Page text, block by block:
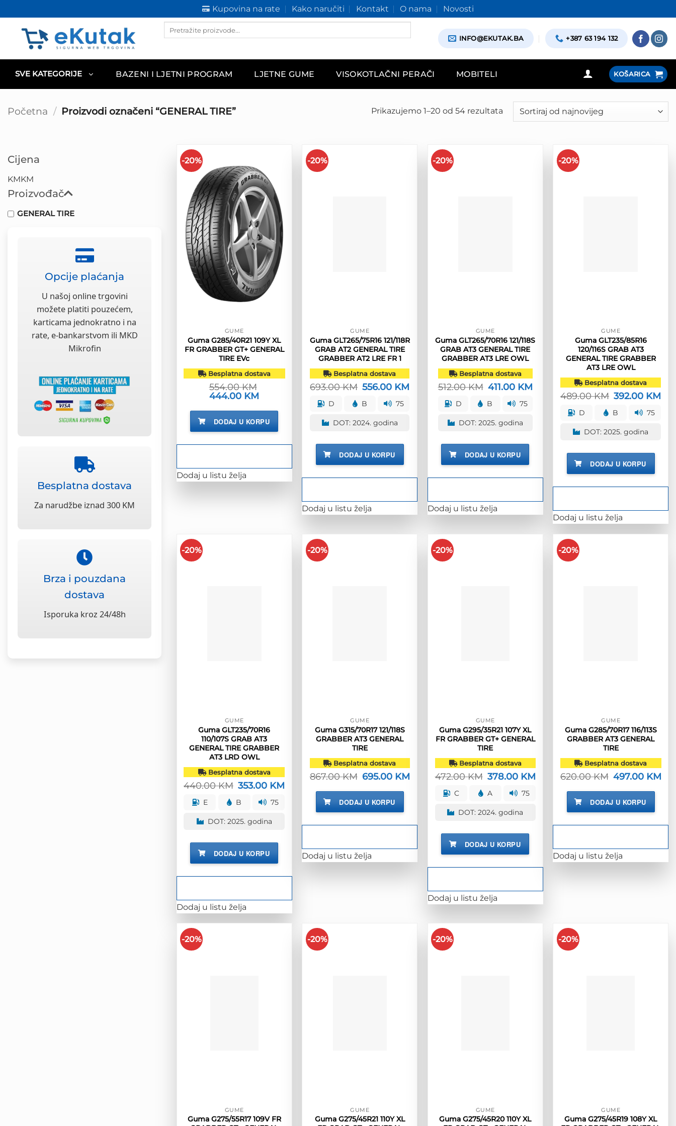
to
content
Kupovina na rate Kako naručiti Kontakt O nama Novosti
Products
INFO@EKUTAK.BA +387 63 194 132
SVE KATEGORIJE BAZENI I LJETNI PROGRAM LJETNE GUME VISOKOTLAČNI PERAČI MOBITELI KOŠARICA
Početna / Proizvodi označeni “GENERAL TIRE” Prikazujemo 1–20 od 54 rezultata Poredano
po
Cijena
KMKM
Proizvođač
GENERAL TIRE
Opcije plaćanja
U našoj online trgovini
možete platiti pouzećem,
karticama jednokratno i na
rate, e-bankarstvom ili MKD
Mikrofin
Besplatna dostava
Za narudžbe iznad 300 KM
Brza i pouzdana
dostava
Isporuka kroz 24/48h
-20%
GUME
Guma G285/40R21 109Y XL
FR GRABBER GT+ GENERAL
TIRE EVc
Besplatna dostava
554.00KM
Izvorna
bila
554.00 KM.
444.00 KM
je:
DODAJ U KORPU
Dodaj u listu želja
-20%
GUME
Guma GLT265/75R16 121/118R
GRAB AT2 GENERAL TIRE
GRABBER AT2 LRE FR 1
Besplatna dostava
693.00KM Izvorna
cijena
bila
je:
556.00 KM Trenutna
556.00 KM.
D B 75
DOT: 2024. godina
DODAJ U KORPU
Dodaj u listu želja
-20%
GUME
Guma GLT265/70R16 121/118S
GRAB AT3 GENERAL TIRE
GRABBER AT3 LRE OWL
Besplatna dostava
512.00KM Izvorna
cijena
bila
je:
411.00 KM Trenutna
411.00 KM.
D B 75
DOT: 2025. godina
DODAJ U KORPU
Dodaj u listu želja
-20%
GUME
Guma GLT235/85R16
120/116S GRAB AT3
GENERAL TIRE GRABBER
AT3 LRE OWL
Besplatna dostava
489.00KM Izvorna
cijena
bila
je:
392.00 KM
D B 75
DOT: 2025. godina
DODAJ U KORPU
Dodaj u listu želja
-20%
GUME
Guma GLT235/70R16
110/107S GRAB AT3
GENERAL TIRE GRABBER
AT3 LRD OWL
Besplatna dostava
440.00KM Izvorna
cijena
bila
je:
353.00 KM
353.00 KM.
E B 75
DOT: 2025. godina
DODAJ U KORPU
Dodaj u listu želja
-20%
GUME
Guma G315/70R17 121/118S
GRABBER AT3 GENERAL
TIRE
Besplatna dostava
867.00KM Izvorna
cijena
bila
867.00 KM.
695.00 KM Trenutna
695.00 KM.
DODAJ U KORPU
Dodaj u listu želja
-20%
GUME
Guma G295/35R21 107Y XL
FR GRABBER GT+ GENERAL
TIRE
Besplatna dostava
472.00KM Izvorna
cijena
bila
je:
378.00 KM Trenutna
378.00 KM.
C A 75
DOT: 2024. godina
DODAJ U KORPU
Dodaj u listu želja
-20%
GUME
Guma G285/70R17 116/113S
GRABBER AT3 GENERAL
TIRE
Besplatna dostava
620.00KM Izvorna
cijena
bila
620.00 KM.
497.00 KM
DODAJ U KORPU
Dodaj u listu želja
-20%
GUME
Guma G275/55R17 109V FR
-20%
GUME
Guma G275/45R21 110Y XL
-20%
GUME
Guma G275/45R20 110Y XL
-20%
GUME
Guma G275/45R19 108Y XL